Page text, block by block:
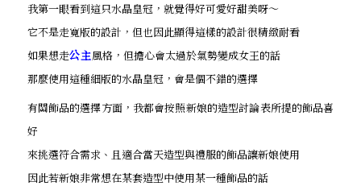
我第一眼看到這只水晶皇冠，就覺得好可愛好甜美呀～
它不是走寬版的設計，但也因此顯得這樣的設計很精緻耐看
如果想走公主風格，但擔心會太過於氣勢變成女王的話
那麼使用這種細版的水晶皇冠，會是個不錯的選擇
有關飾品的選擇方面，我都會按照新娘的造型討論表所提的飾品喜
好
來挑選符合需求、且適合當天造型與禮服的飾品讓新娘使用
因此若新娘非常想在某套造型中使用某一種飾品的話